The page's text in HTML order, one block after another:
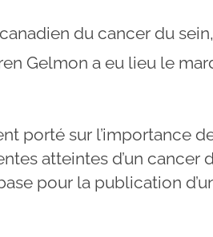
du cancer du
Gelmon a eu lieu le
porté sur l’importance
atteintes d’un cancer
pour la publication